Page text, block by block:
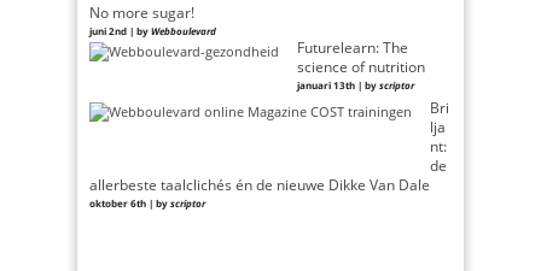
No more sugar!
juni 2nd | byWebboulevard
Futurelearn: The
science of nutrition
januari 13th | byscriptor
Bri
lja
nt:
de
allerbeste taalclichés én de nieuwe Dikke Van Dale
oktober 6th | byscriptor